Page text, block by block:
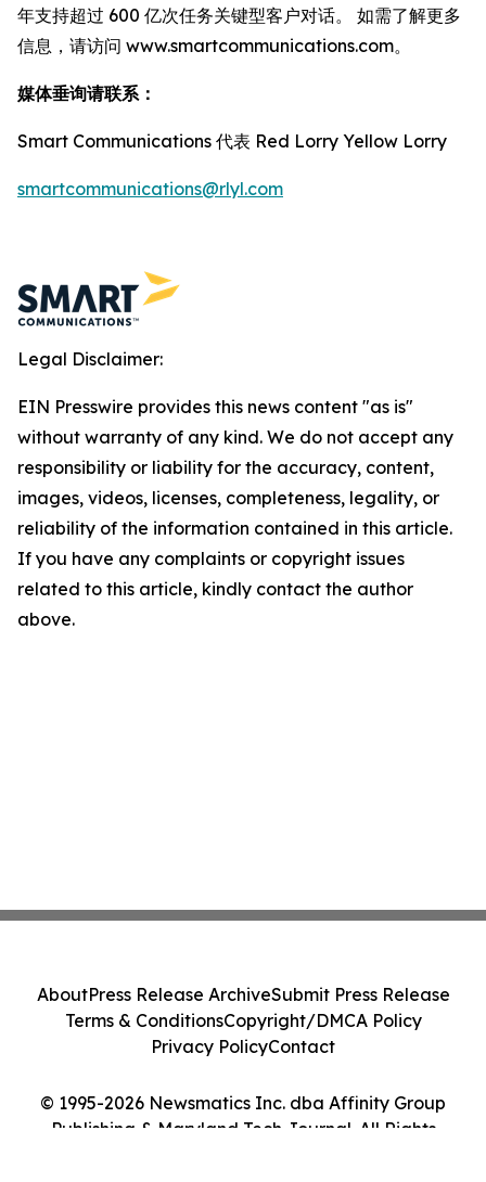
年支持超过 600 亿次任务关键型客户对话。 如需了解更多
信息，请访问 www.smartcommunications.com。
媒体垂询请联系：
Smart Communications 代表 Red Lorry Yellow Lorry
smartcommunications@rlyl.com
Legal Disclaimer:
EIN Presswire provides this news content "as is"
without warranty of any kind. We do not accept any
responsibility or liability for the accuracy, content,
images, videos, licenses, completeness, legality, or
reliability of the information contained in this article.
If you have any complaints or copyright issues
related to this article, kindly contact the author
above.
© 1995-2026 Newsmatics Inc. dba Affinity Group
Publishing & Maryland Tech Journal. All Rights
AboutPress Release ArchiveSubmit Press Release
Terms & ConditionsCopyright/DMCA Policy
Privacy PolicyContact